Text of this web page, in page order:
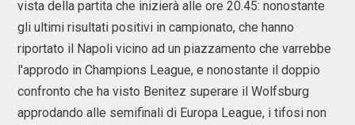
vista della partita che inizierà alle ore 20.45: nonostante
gli ultimi risultati positivi in campionato, che hanno
riportato il Napoli vicino ad un piazzamento che varrebbe
l'approdo in Champions League, e nonostante il doppio
confronto che ha visto Benitez superare il Wolfsburg
approdando alle semifinali di Europa League, i tifosi non